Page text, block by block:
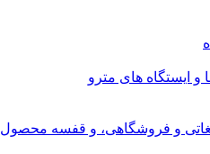
و ایستگاه های مترو
و فروشگاهی، و قفسه محصول